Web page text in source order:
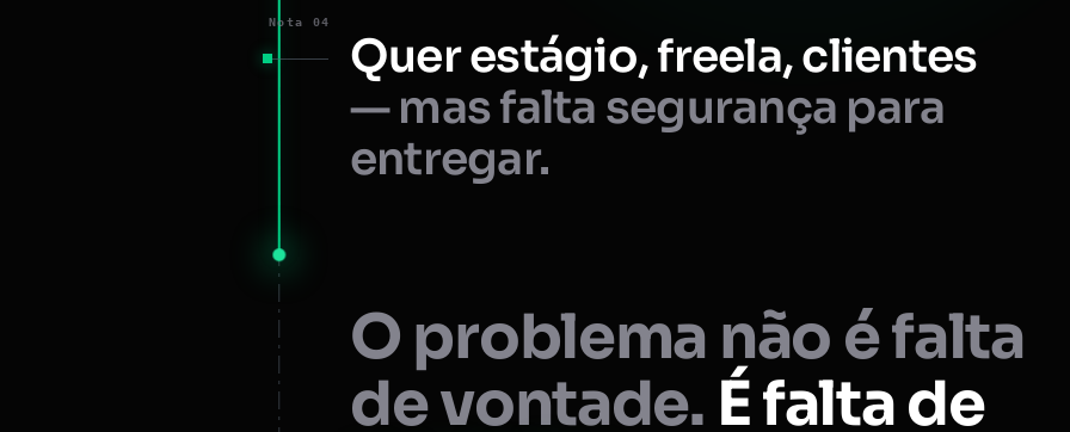
Nota 04
Quer estágio, freela, clientes
— mas falta segurança para
entregar.
O problema não é falta
de vontade. É falta de